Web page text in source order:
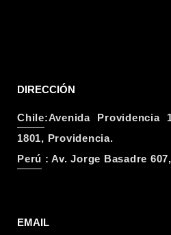
DIRECCIÓN
Chile:Avenida Providencia
1801, Providencia.
Perú : Av. Jorge Basadre
EMAIL